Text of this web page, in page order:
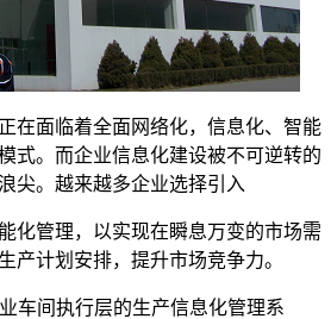
在面临着全面网络化，信息化、智能
式。而企业信息化建设被不可逆转的
尖。越来越多企业选择引入
化管理，以实现在瞬息万变的市场需
产计划安排，提升市场竞争力。
车间执行层的生产信息化管理系